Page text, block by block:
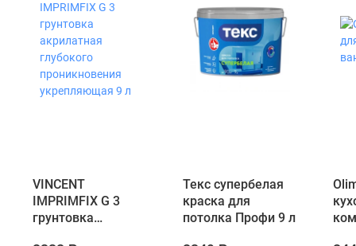
VINCENT
IMPRIMFIX G 3
грунтовка
Текс супербелая
краска для
потолка Профи 9 л